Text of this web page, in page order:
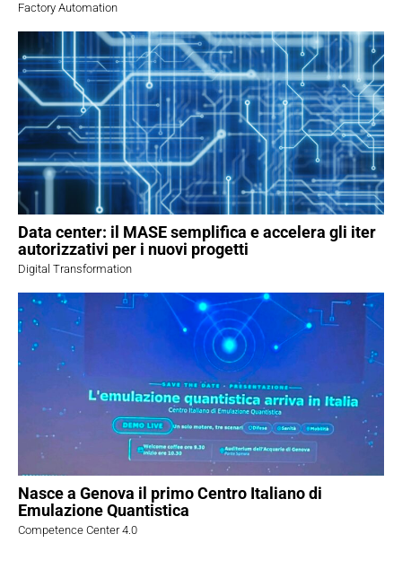
Factory Automation
Data center: il MASE semplifica e accelera gli iter
autorizzativi per i nuovi progetti
Digital Transformation
Nasce a Genova il primo Centro Italiano di
Emulazione Quantistica
Competence Center 4.0